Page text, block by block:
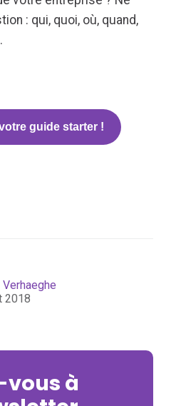
: qui, quoi, où, quand,
guide starter !
Verhaeghe
2018
à